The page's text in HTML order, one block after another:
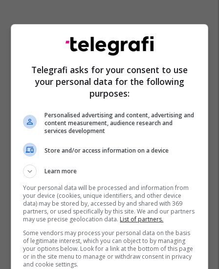
Telegrafi asks for your consent to use
your personal data for the following
purposes:
Personalised advertising and content, advertising and
content measurement, audience research and
services development
Store and/or access information on a device
Learn more
Your personal data will be processed and information from
your device (cookies, unique identifiers, and other device
data) may be stored by, accessed by and shared with 369
partners, or used specifically by this site. We and our partners
may use precise geolocation data. List of partners.
Some vendors may process your personal data on the basis
of legitimate interest, which you can object to by managing
your options below. Look for a link at the bottom of this page
or in the site menu to manage or withdraw consent in privacy
and cookie settings.